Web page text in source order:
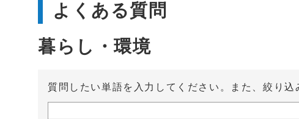
よくある質問
暮らし・環境
質問したい単語を入力してください。また、絞り